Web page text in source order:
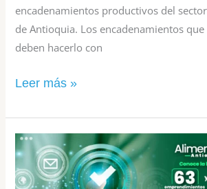
encadenamientos productivos del
de Antioquia. Los encadenamientos
deben hacerlo con
Leer más »
Gobernación
de